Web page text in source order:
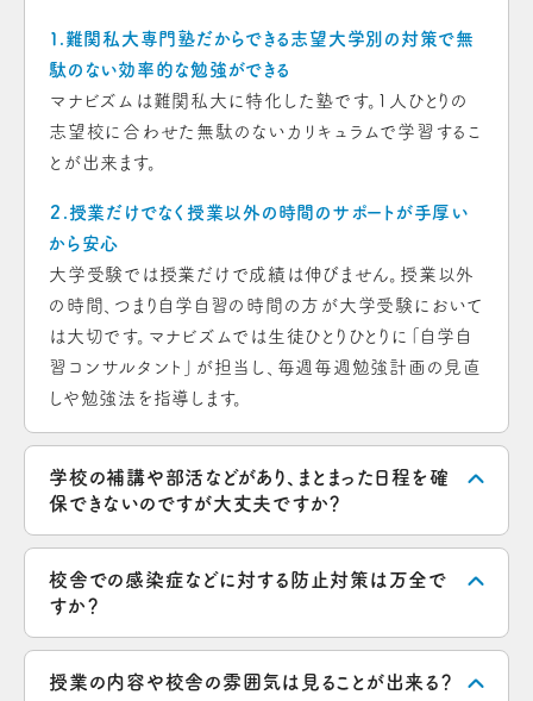
１.難関私大専門塾だからできる志望大学別の対策で無
駄のない効率的な勉強ができる
マナビズムは難関私大に特化した塾です。1人ひとりの
志望校に合わせた無駄のないカリキュラムで学習するこ
とが出来ます。
２.授業だけでなく授業以外の時間のサポートが手厚い
から安心
大学受験では授業だけで成績は伸びません。授業以外
の時間、つまり自学自習の時間の方が大学受験において
は大切です。マナビズムでは生徒ひとりひとりに「自学自
習コンサルタント」が担当し、毎週毎週勉強計画の見直
しや勉強法を指導します。
学校の補講や部活などがあり、まとまった日程を確
保できないのですが大丈夫ですか？
校舎での感染症などに対する防止対策は万全で
すか？
授業の内容や校舎の雰囲気は見ることが出来る？